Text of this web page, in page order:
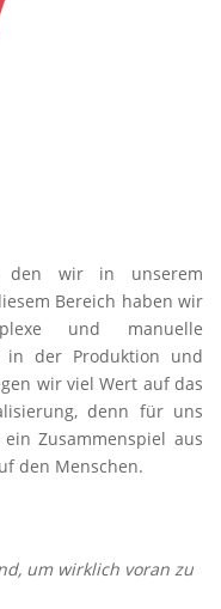
den wir in unserem
Bereich haben wir
und manuelle
in der Produktion und
wir viel Wert auf das
denn für uns
Zusammenspiel aus
den Menschen.
um wirklich voran zu